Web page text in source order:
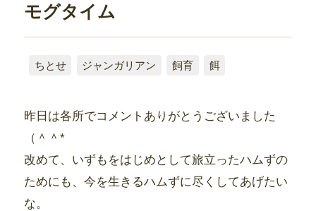
モグタイム
ちとせ ジャンガリアン 飼育 餌
昨日は各所でコメントありがとうございました
（＾＾*
改めて、いずもをはじめとして旅立ったハムずの
ためにも、今を生きるハムずに尽くしてあげたい
な。